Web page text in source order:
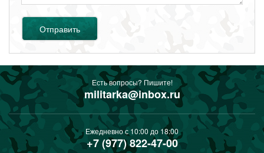
Отправить
Есть вопросы? Пишите!
militarka@inbox.ru
Ежедневно с 10:00 до 18:00
+7 (977) 822-47-00